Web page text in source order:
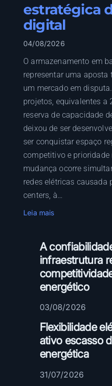
estratégica
digital
04/08/2026
O armazenamento em
representar uma
um mercado em
projetos, equivalentes a
reserva de capacidade
deixou de ser
ser conquistar espaço
competitivo e prioridade
mudança ocorre
redes elétricas causada
centers, à…
Leia mais
r
m
a
z
n
m
e
n
o
A
infraestrutura
energético
03/08/2026
Flexibilidade
ativo escasso
energética
31/07/2026